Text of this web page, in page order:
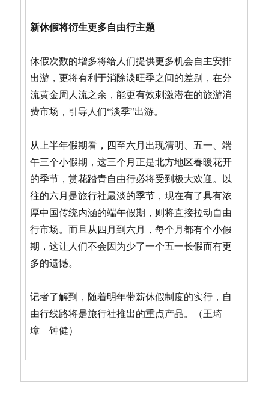
新休假将衍生更多自由行主题
休假次数的增多将给人们提供更多机会自主安排
出游，更将有利于消除淡旺季之间的差别，在分
流黄金周人流之余，能更有效刺激潜在的旅游消
费市场，引导人们“淡季”出游。
从上半年假期看，四至六月出现清明、五一、端
午三个小假期，这三个月正是北方地区春暖花开
的季节，赏花踏青自由行必将受到极大欢迎。以
往的六月是旅行社最淡的季节，现在有了具有浓
厚中国传统内涵的端午假期，则将直接拉动自由
行市场。而且从四月到六月，每个月都有个小假
期，这让人们不会因为少了一个五一长假而有更
多的遗憾。
记者了解到，随着明年带薪休假制度的实行，自
由行线路将是旅行社推出的重点产品。（王琦
璋 钟健）